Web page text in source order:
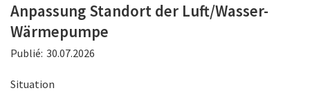
Anpassung Standort der Luft/Wasser-
Wärmepumpe
Publié: 30.07.2026
Situation